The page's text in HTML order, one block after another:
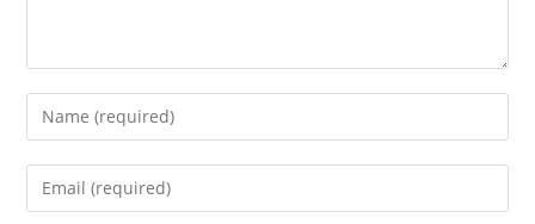
Enter
your
name
Enter
your